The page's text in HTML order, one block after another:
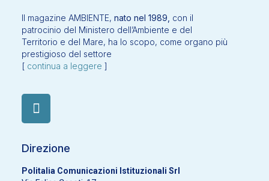
Il magazine AMBIENTE, nato nel 1989, con il
patrocinio del Ministero dell’Ambiente e del
Territorio e del Mare, ha lo scopo, come organo più
prestigioso del settore
[ continua a leggere ]
Direzione
Politalia Comunicazioni Istituzionali Srl